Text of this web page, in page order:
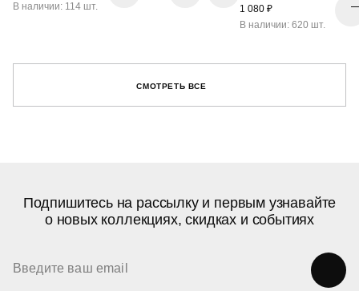
В наличии: 114 шт.
1 080 ₽
В наличии: 620 шт.
СМОТРЕТЬ ВСЕ
Подпишитесь на рассылку и первым узнавайте
о новых коллекциях, скидках и событиях